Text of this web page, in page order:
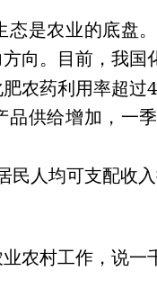
是农业的底盘。
向。目前，我国
农药利用率超过
品供给增加，一
民人均可支配收
村工作，说一